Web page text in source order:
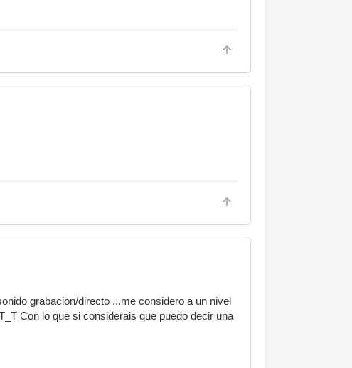
grabacion/directo ...me considero a un nivel
Con lo que si considerais que puedo decir una